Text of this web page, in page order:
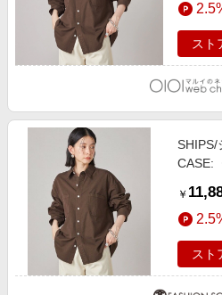
スト
SHIPS/
CASE:
￥
スト